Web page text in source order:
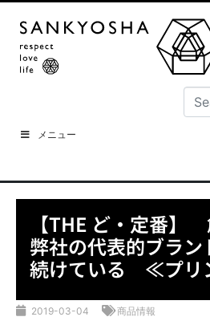
メニュー
【THE ど・定番】
弊社の代表的ブラン
続けている ≪プリ
2019-03-04 商品情報